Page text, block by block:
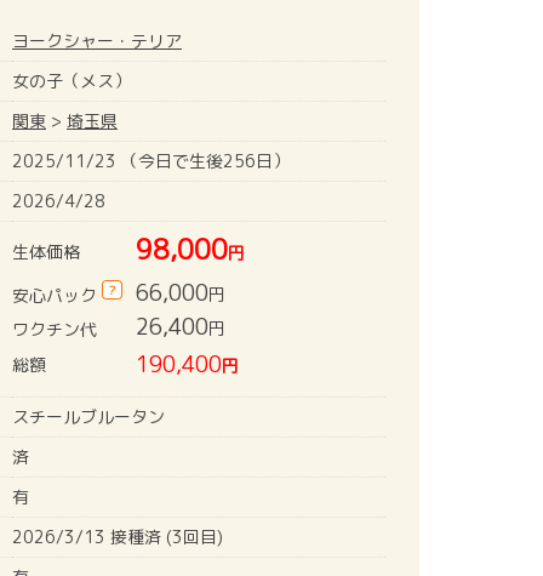
ヨークシャー・テリア
女の子（メス）
関東 > 埼玉県
2025/11/23 （今日で生後256日）
2026/4/28
生体価格 98,000円
安心パック
? 66,000円
ワクチン代
26,400円
総額
190,400円
スチールブルータン
済
有
2026/3/13 接種済 (3回目)